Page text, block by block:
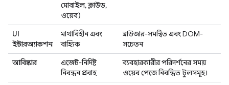
মোবাইল, ক্লাউড,
ওয়েব)
UI
ইন্টারঅ্যাকশন
মাথাবিহীন এবং
বাহ্যিক
ব্রাউজার-সমন্বিত এবং DOM-
সচেতন
আবিষ্কার
এজেন্ট-নির্দিষ্ট
নিবন্ধন প্রবাহ
ব্যবহারকারীর পরিদর্শনের সময়
ওয়েব পেজে নিবন্ধিত টুলসমূহ।